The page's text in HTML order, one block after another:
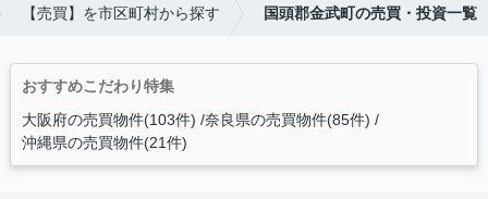
【売買】を市区町村から探す 国頭郡金武町の売買・投資一覧
おすすめこだわり特集
大阪府の売買物件(103件) 奈良県の売買物件(85件)
沖縄県の売買物件(21件)